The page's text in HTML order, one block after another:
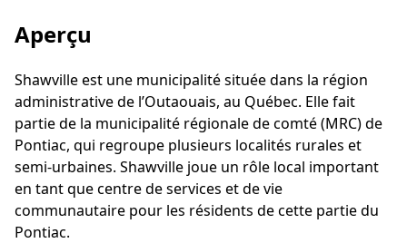
Aperçu
Shawville est une municipalité située dans la région
administrative de l’Outaouais, au Québec. Elle fait
partie de la municipalité régionale de comté (MRC) de
Pontiac, qui regroupe plusieurs localités rurales et
semi-urbaines. Shawville joue un rôle local important
en tant que centre de services et de vie
communautaire pour les résidents de cette partie du
Pontiac.